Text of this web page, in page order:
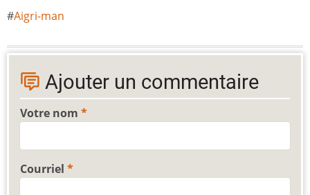
Aigri-man
Ajouter un commentaire
Votre nom
Courriel